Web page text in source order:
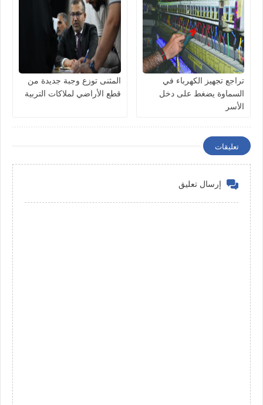
تراجع تجهيز الكهرباء في
السماوة يضغط على دخل
الأسر
المثنى توزع وجبة جديدة من
قطع الأراضي لملاكات التربية
تعليقات
إرسال تعليق